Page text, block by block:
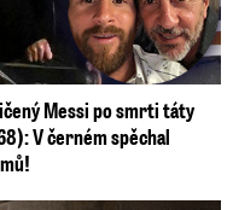
Messi po smrti táty
V černém spěchal